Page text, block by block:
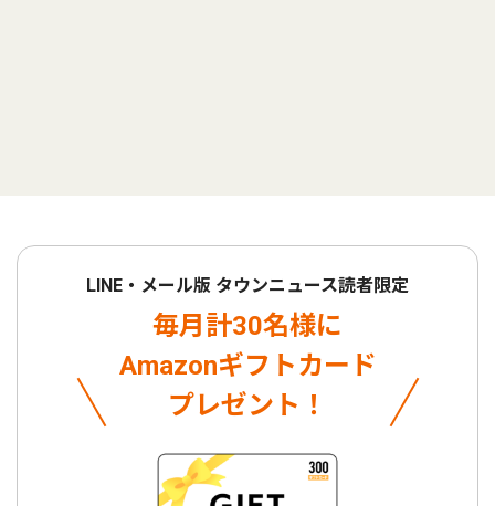
LINE・メール版 タウンニュース読者限定
毎月計30名様に
Amazonギフトカード
プレゼント！